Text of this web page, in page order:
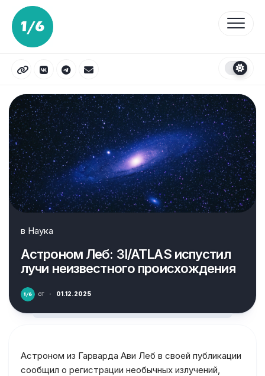
Перейти
содержанию
в Наука
Астроном Леб: 3I/ATLAS испустил
лучи неизвестного происхождения
от · 01.12.2025
Астроном из Гарварда Ави Леб в своей публикации
сообщил о регистрации необычных излучений,